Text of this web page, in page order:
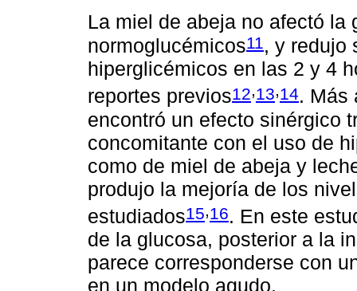
La miel de abeja no afectó
normoglucémicos11, y redujo
hiperglicémicos en las 2 y 4
reportes previos12,13,14. Más
encontró un efecto sinérgico
concomitante con el uso de
como de miel de abeja y
produjo la mejoría de los
estudiados15,16. En este
de la glucosa, posterior a la
parece corresponderse con
en un modelo agudo.